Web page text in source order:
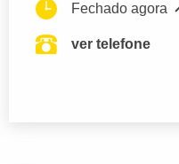
Fechado agora
ver telefone